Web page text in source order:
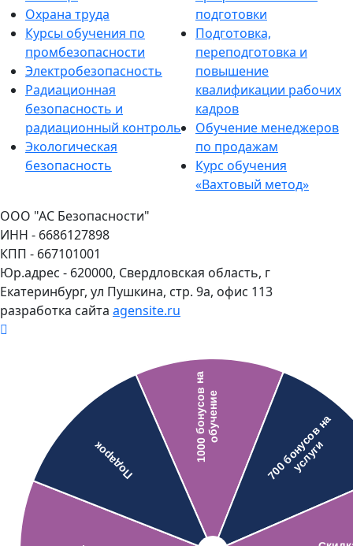
Охрана труда
Курсы обучения по
промбезопасности
Электробезопасность
Радиационная
безопасность и
радиационный контроль
Экологическая
безопасность
подготовки
Подготовка,
переподготовка и
повышение
квалификации рабочих
кадров
Обучение менеджеров
по продажам
Курс обучения
«Вахтовый метод»
ООО "АС Безопасности"
ИНН - 6686127898
КПП - 667101001
Юр.адрес - 620000, Свердловская область, г
Екатеринбург, ул Пушкина, стр. 9а, офис 113
разработка сайта agensite.ru